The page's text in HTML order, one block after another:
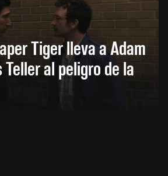
Tiger lleva a Adam
al peligro de la